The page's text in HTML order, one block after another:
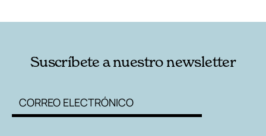
Suscríbete a nuestro newsletter